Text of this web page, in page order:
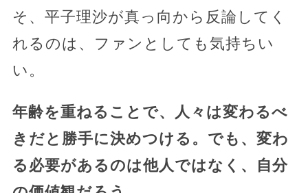
そ、平子理沙が真っ向から反論してく
れるのは、ファンとしても気持ちい
い。
年齢を重ねることで、人々は変わるべ
きだと勝手に決めつける。でも、変わ
る必要があるのは他人ではなく、自分